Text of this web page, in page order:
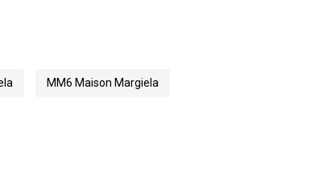
MM6 Maison Margiela